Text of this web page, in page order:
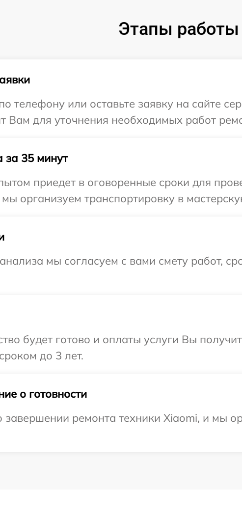
Этапы работы
телефону или оставьте заявку на сайте
Вам для уточнения необходимых работ
за 35 минут
приедет в оговоренные сроки для
организуем транспортировку в
мы согласуем с вами смету работ,
будет готово и оплаты услуги Вы
до 3 лет.
о готовности
ремонта техники Xiaomi, и мы